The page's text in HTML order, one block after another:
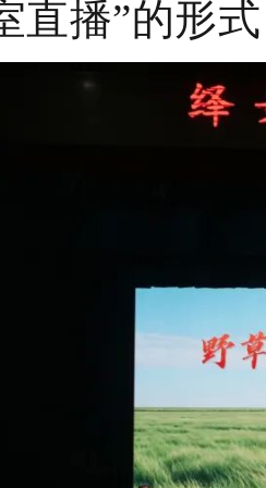
直播”的形